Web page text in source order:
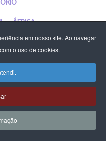
em nosso site. Ao navegar
o uso de cookies.
- ÁFRICA
E ATIVIDADES
DF E RIDE - CFEMEA E MST